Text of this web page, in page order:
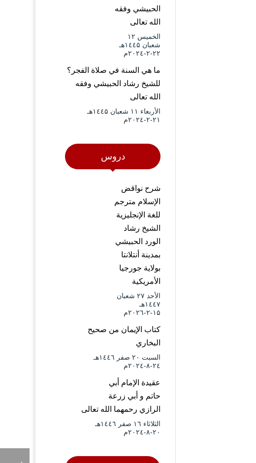
الحبيشي وفقه
الله تعالى
الخميس ۱۲
شعبان ۱٤٤۵هـ
۲۲-۲-۲۰۲٤م
ما هي السنة في صلاة الفجر؟
للشيخ رشاد الحبيشي وفقه
الله تعالى
الأربعاء ۱۱ شعبان ۱٤٤۵هـ
۲۱-۲-۲۰۲٤م
دروس
شرح نواقض
الإسلام مترجم
للغة الإنجليزية
الشيخ رشاد
الورد الحبيشي
بمدينة أنتلانتا
بولاية جورجيا
الأمريكية
الأحد ۲۷ شعبان
۱٤٤۷هـ
۱۵-۲-۲۰۲٦م
كتاب الإيمان من صحيح
البخاري
السبت ۲۰ صفر ۱٤٤٦هـ
۲٤-۸-۲۰۲٤م
عقيدة الإمام أبي
حاتم و أبي زرعة
الرازي رحمهما الله تعالى
الثلاثاء ۱٦ صفر ۱٤٤٦هـ
۲۰-۸-۲۰۲٤م